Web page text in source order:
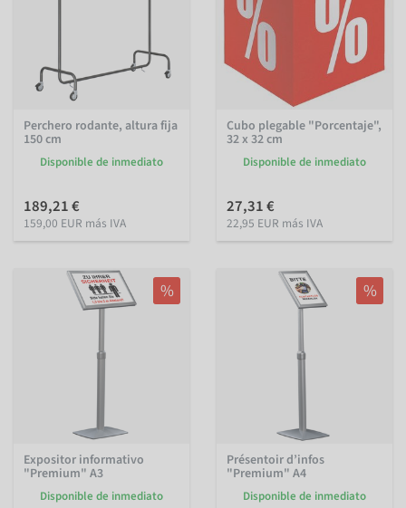
Perchero rodante, altura fija
150 cm
Disponible de inmediato
189,21 €
159,00 EUR más IVA
Cubo plegable "Porcentaje",
32 x 32 cm
Disponible de inmediato
27,31 €
22,95 EUR más IVA
%
Expositor informativo
"Premium" A3
Disponible de inmediato
%
Présentoir d’infos
"Premium" A4
Disponible de inmediato